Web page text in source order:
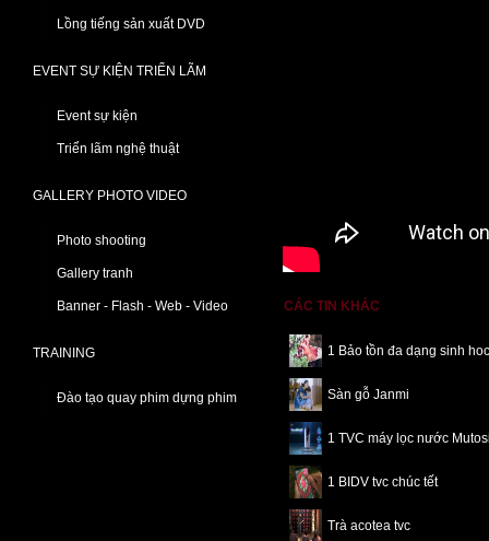
Lồng tiếng sản xuất DVD
EVENT SỰ KIỆN TRIỂN LÃM
Event sự kiện
Triển lãm nghệ thuật
GALLERY PHOTO VIDEO
Photo shooting
Gallery tranh
Banner - Flash - Web - Video
TRAINING
Đào tạo quay phim dựng phim
CÁC TIN KHÁC
1 Bảo tồn đa dạng sinh hoc
Sàn gỗ Janmi
1 TVC máy lọc nước
1 BIDV tvc chúc tết
Trà acotea tvc